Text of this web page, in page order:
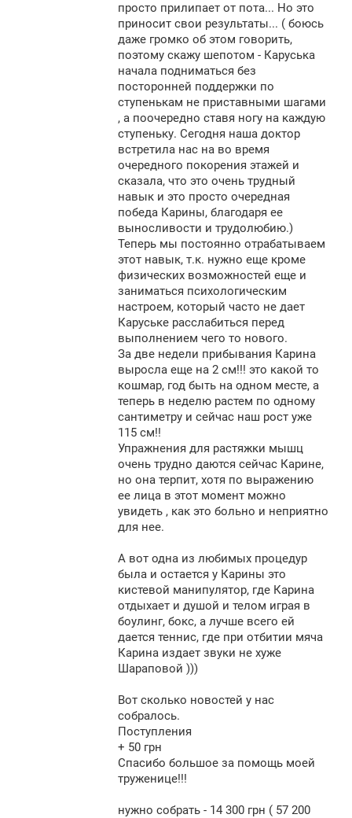
просто прилипает от пота... Но это
приносит свои результаты... ( боюсь
даже громко об этом говорить,
поэтому скажу шепотом - Каруська
начала подниматься без
посторонней поддержки по
ступенькам не приставными шагами
, а поочередно ставя ногу на каждую
ступеньку. Сегодня наша доктор
встретила нас на во время
очередного покорения этажей и
сказала, что это очень трудный
навык и это просто очередная
победа Карины, благодаря ее
выносливости и трудолюбию.)
Теперь мы постоянно отрабатываем
этот навык, т.к. нужно еще кроме
физических возможностей еще и
заниматься психологическим
настроем, который часто не дает
Каруське расслабиться перед
выполнением чего то нового.
За две недели прибывания Карина
выросла еще на 2 см!!! это какой то
кошмар, год быть на одном месте, а
теперь в неделю растем по одному
сантиметру и сейчас наш рост уже
115 см!!
Упражнения для растяжки мышц
очень трудно даются сейчас Карине,
но она терпит, хотя по выражению
ее лица в этот момент можно
увидеть , как это больно и неприятно
для нее.
А вот одна из любимых процедур
была и остается у Карины это
кистевой манипулятор, где Карина
отдыхает и душой и телом играя в
боулинг, бокс, а лучше всего ей
дается теннис, где при отбитии мяча
Карина издает звуки не хуже
Шараповой )))
Вот сколько новостей у нас
собралось.
Поступления
+ 50 грн
Спасибо большое за помощь моей
труженице!!!
нужно собрать - 14 300 грн ( 57 200